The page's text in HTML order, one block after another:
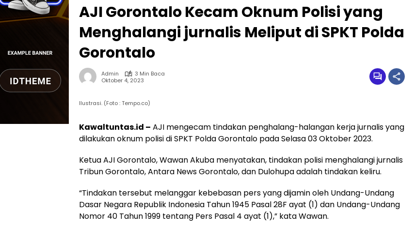
AJI Gorontalo Kecam Oknum Polisi yang
Menghalangi jurnalis Meliput di SPKT Polda
Gorontalo
Admin
3 Min Baca
Oktober 4, 2023
Ilustrasi. (Foto : Tempo.co)
Kawaltuntas.id – AJI mengecam tindakan penghalang-halangan kerja jurnalis yang
dilakukan oknum polisi di SPKT Polda Gorontalo pada Selasa 03 Oktober 2023.
Ketua AJI Gorontalo, Wawan Akuba menyatakan, tindakan polisi menghalangi jurnalis
Tribun Gorontalo, Antara News Gorontalo, dan Dulohupa adalah tindakan keliru.
“Tindakan tersebut melanggar kebebasan pers yang dijamin oleh Undang-Undang
Dasar Negara Republik Indonesia Tahun 1945 Pasal 28F ayat (1) dan Undang-Undang
Nomor 40 Tahun 1999 tentang Pers Pasal 4 ayat (1),” kata Wawan.